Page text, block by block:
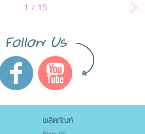
1 / 15
ผลิตภัณฑ์